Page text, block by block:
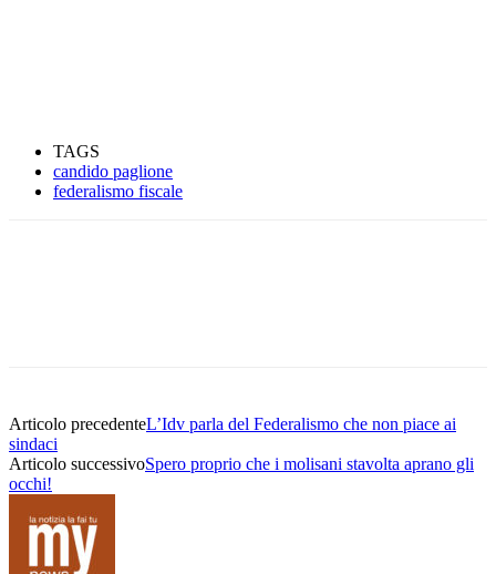
TAGS
candido paglione
federalismo fiscale
Articolo precedenteL’Idv parla del Federalismo che non piace ai
sindaci
Articolo successivoSpero proprio che i molisani stavolta aprano gli
occhi!